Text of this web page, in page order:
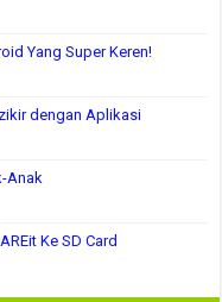
Yang Super Keren!
dengan Aplikasi
Anak
Ke SD Card